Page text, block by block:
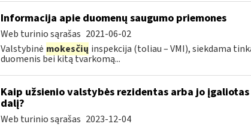
Informacija apie duomenų saugumo priemones
Web turinio sąrašas 2021-06-02
Valstybinė mokesčių inspekcija (toliau – VMI), siekdama
duomenis bei kitą tvarkomą...
Kaip užsienio valstybės rezidentas arba jo
dalį?
Web turinio sąrašas 2023-12-04